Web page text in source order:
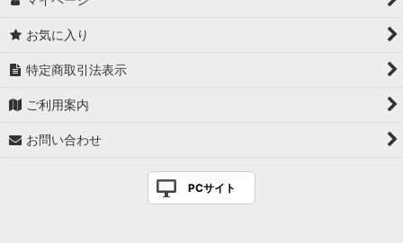
お気に入り
特定商取引法表示
ご利用案内
お問い合わせ
PCサイト